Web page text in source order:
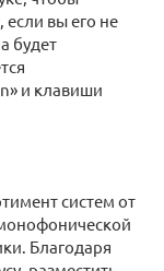
вы его не
будет
и клавиши
систем от
Благодаря